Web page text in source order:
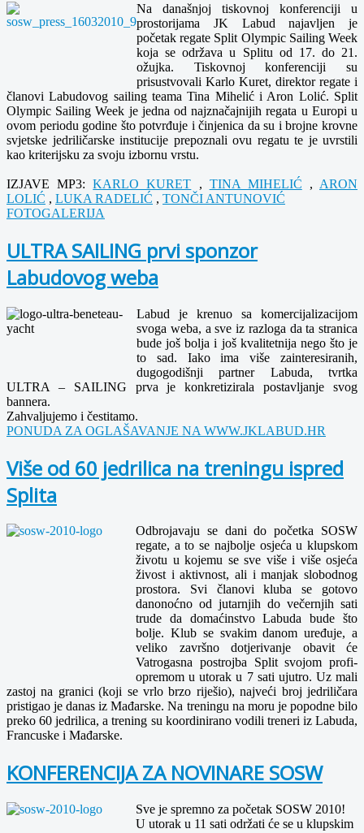
Na današnjoj tiskovnoj konferenciji u
prostorijama JK Labud najavljen je
početak regate Split Olympic Sailing Week
koja se održava u Splitu od 17. do 21.
ožujka. Tiskovnoj konferenciji su
prisustvovali Karlo Kuret, direktor regate i
članovi Labudovog sailing teama Tina Mihelić i Aron Lolić. Split
Olympic Sailing Week je jedna od najznačajnijih regata u Europi u
ovom periodu godine što potvrđuje i činjenica da su i brojne krovne
svjetske jedriličarske institucije prepoznali ovu regatu te je uvrstili
kao kriterijsku za svoju izbornu vrstu.
IZJAVE MP3:KARLO KURET , TINA MIHELIĆ , ARON
LOLIĆ , LUKA RADELIĆ , TONČI ANTUNOVIĆ
FOTOGALERIJA
ULTRA SAILING prvi sponzor
Labudovog weba
Labud je krenuo sa komercijalizacijom
svoga weba, a sve iz razloga da ta stranica
bude još bolja i još kvalitetnija nego što je
to sad. Iako ima više zainteresiranih,
dugogodišnji partner Labuda, tvrtka
ULTRA – SAILING prva je konkretizirala postavljanje svog
bannera.
Zahvaljujemo i čestitamo.
PONUDA ZA OGLAŠAVANJE NA WWW.JKLABUD.HR
Više od 60 jedrilica na treningu ispred
Splita
Odbrojavaju se dani do početka SOSW
regate, a to se najbolje osjeća u klupskom
životu u kojemu se sve više i više osjeća
živost i aktivnost, ali i manjak slobodnog
prostora. Svi članovi kluba se gotovo
danonoćno od jutarnjih do večernjih sati
trude da domaćinstvo Labuda bude što
bolje. Klub se svakim danom uređuje, a
veliko završno dotjerivanje obavit će
Vatrogasna postrojba Split svojom profi-
opremom u utorak u 7 sati ujutro. Uz mali
zastoj na granici (koji se vrlo brzo riješio), najveći broj jedriličara
pristigao je danas iz Mađarske. Na treningu na moru je popodne bilo
preko 60 jedrilica, a trening su koordinirano vodili treneri iz Labuda,
Francuske i Mađarske.
KONFERENCIJA ZA NOVINARE SOSW
Sve je spremno za početak SOSW 2010!
U utorak u 11 sati održati će se u klupskim